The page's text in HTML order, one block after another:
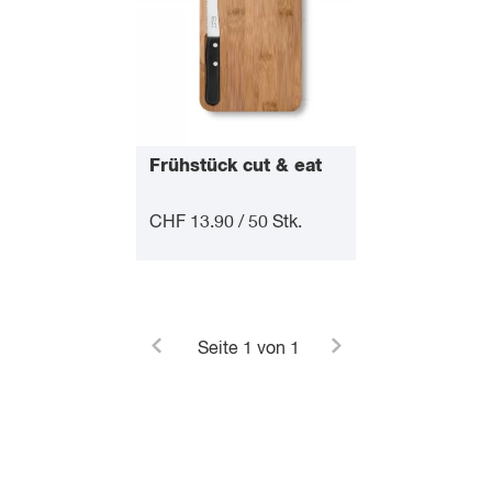
Frühstück cut & eat
CHF 13.90 / 50 Stk.
Seite 1 von 1